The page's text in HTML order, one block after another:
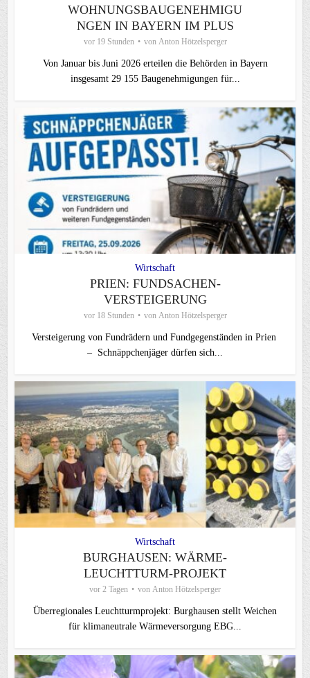
WOHNUNGSBAUGENEHMIGU
NGEN IN BAYERN IM PLUS
vor 19 Stunden von Anton Hötzelsperger
Von Januar bis Juni 2026 erteilen die Behörden in Bayern
insgesamt 29 155 Baugenehmigungen für...
Wirtschaft
PRIEN: FUNDSACHEN-
VERSTEIGERUNG
vor 18 Stunden von Anton Hötzelsperger
Versteigerung von Fundrädern und Fundgegenständen in Prien
– Schnäppchenjäger dürfen sich...
Wirtschaft
BURGHAUSEN: WÄRME-
LEUCHTTURM-PROJEKT
vor 2 Tagen von Anton Hötzelsperger
Überregionales Leuchtturmprojekt: Burghausen stellt Weichen
für klimaneutrale Wärmeversorgung EBG...